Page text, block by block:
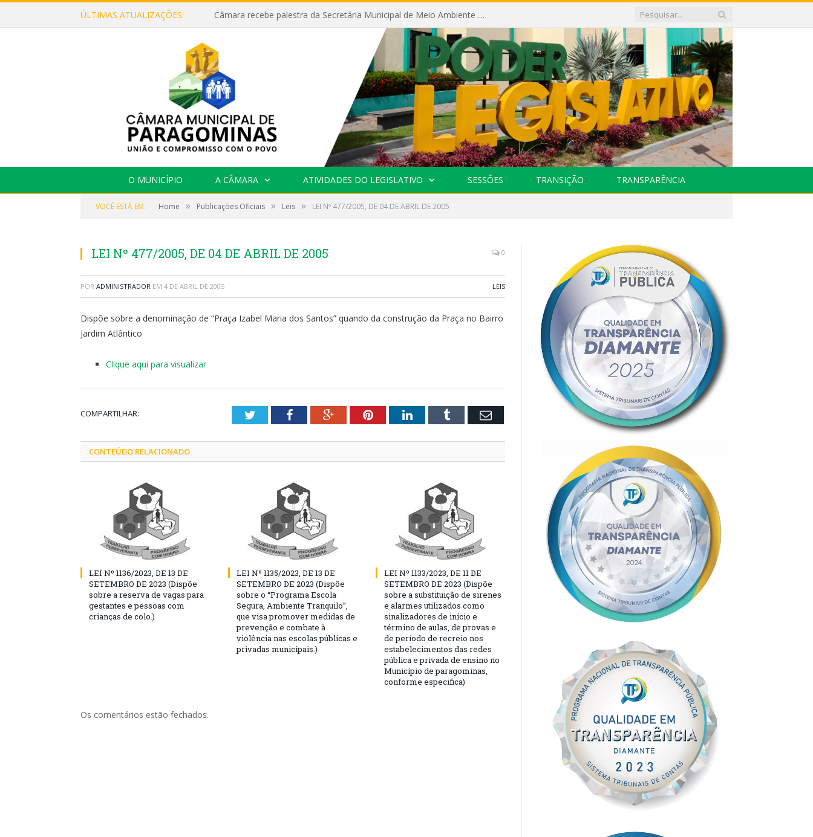
ÚLTIMAS ATUALIZAÇÕES: Câmara recebe palestra da Secretária Municipal de Meio Ambiente sobre as ações da “SEMANA DO MEIO AMBIENTE”
O MUNICÍPIO A CÂMARA ATIVIDADES DO LEGISLATIVO SESSÕES TRANSIÇÃO TRANSPARÊNCIA
VOCÊ ESTÁ EM: Home » Publicações Oficiais » Leis » LEI Nº 477/2005, DE 04 DE ABRIL DE 2005
LEI Nº 477/2005, DE 04 DE ABRIL DE 2005 0
POR ADMINISTRADOR EM 4 DE ABRIL DE 2005 LEIS
Dispõe sobre a denominação de “Praça Izabel Maria dos Santos” quando da construção da Praça no Bairro
Jardim Atlântico
Clique aqui para visualizar
COMPARTILHAR: TwitterFacebookGoogle+PinterestLinkedInTumblr Email
CONTEÚDO RELACIONADO
LEI Nº 1136/2023, DE 13 DE
SETEMBRO DE 2023 (Dispõe
sobre a reserva de vagas para
gestantes e pessoas com
crianças de colo.)
LEI Nº 1135/2023, DE 13 DE
SETEMBRO DE 2023 (Dispõe
sobre o “Programa Escola
Segura, Ambiente Tranquilo”,
que visa promover medidas de
prevenção e combate à
violência nas escolas públicas e
privadas municipais.)
LEI Nº 1133/2023, DE 11 DE
SETEMBRO DE 2023 (Dispõe
sobre a substituição de sirenes
e alarmes utilizados como
sinalizadores de início e
término de aulas, de provas e
de período de recreio nos
estabelecimentos das redes
pública e privada de ensino no
Município de paragominas,
conforme especifica)
Os comentários estão fechados.